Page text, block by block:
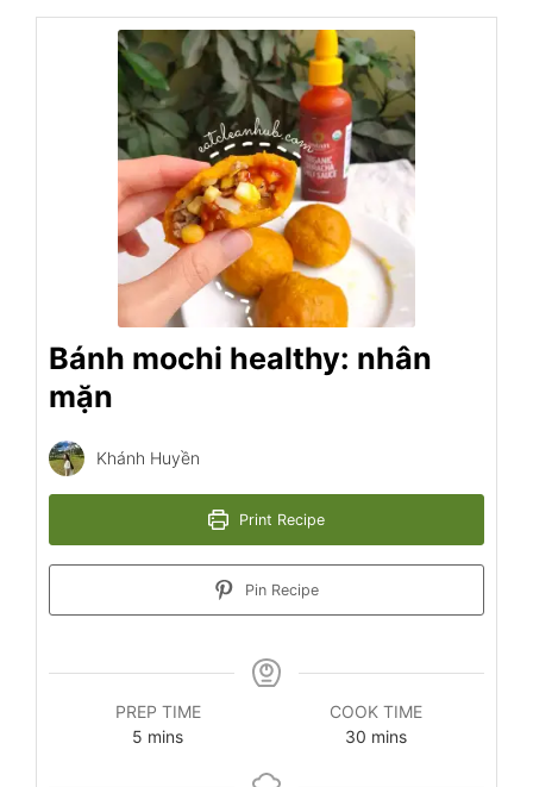
Bánh mochi healthy: nhân
mặn
Khánh Huyền
Print Recipe
Pin Recipe
PREP TIME
5 mins
COOK TIME
30 mins